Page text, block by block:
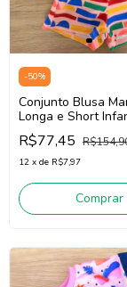
-50%
Conjunto Blusa
Longa e Short
Menina Mon Sucré
138020184
(Rosa/Amarelo/Azul)
R$77,45
12 x de R$7,97
Comprar